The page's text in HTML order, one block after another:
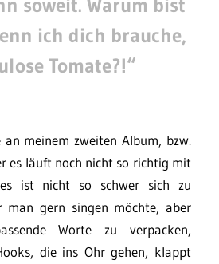
soweit. Warum bist
ich dich brauche,
Tomate?!“
an meinem zweiten Album, bzw.
es läuft noch nicht so richtig mit
ist nicht so schwer sich zu
man gern singen möchte, aber
Worte zu verpacken,
die ins Ohr gehen, klappt